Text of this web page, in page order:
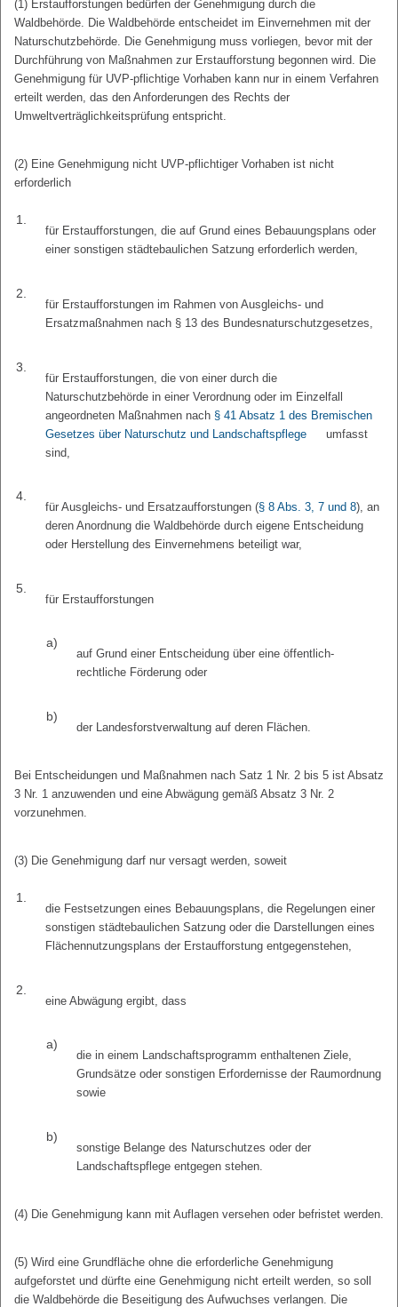
(1) Erstaufforstungen bedürfen der Genehmigung durch die
Waldbehörde. Die Waldbehörde entscheidet im Einvernehmen mit der
Naturschutzbehörde. Die Genehmigung muss vorliegen, bevor mit der
Durchführung von Maßnahmen zur Erstaufforstung begonnen wird. Die
Genehmigung für UVP-pflichtige Vorhaben kann nur in einem Verfahren
erteilt werden, das den Anforderungen des Rechts der
Umweltverträglichkeitsprüfung entspricht.
(2) Eine Genehmigung nicht UVP-pflichtiger Vorhaben ist nicht
erforderlich
1.
für Erstaufforstungen, die auf Grund eines Bebauungsplans oder
einer sonstigen städtebaulichen Satzung erforderlich werden,
2.
für Erstaufforstungen im Rahmen von Ausgleichs- und
Ersatzmaßnahmen nach § 13 des Bundesnaturschutzgesetzes,
3.
für Erstaufforstungen, die von einer durch die
Naturschutzbehörde in einer Verordnung oder im Einzelfall
angeordneten Maßnahmen nach § 41 Absatz 1 des Bremischen
Gesetzes über Naturschutz und Landschaftspflege
umfasst
sind,
4.
für Ausgleichs- und Ersatzaufforstungen (§ 8 Abs. 3, 7 und 8), an
deren Anordnung die Waldbehörde durch eigene Entscheidung
oder Herstellung des Einvernehmens beteiligt war,
5.
für Erstaufforstungen
a)
auf Grund einer Entscheidung über eine öffentlich-
rechtliche Förderung oder
b)
der Landesforstverwaltung auf deren Flächen.
Bei Entscheidungen und Maßnahmen nach Satz 1 Nr. 2 bis 5 ist Absatz
3 Nr. 1 anzuwenden und eine Abwägung gemäß Absatz 3 Nr. 2
vorzunehmen.
(3) Die Genehmigung darf nur versagt werden, soweit
1.
die Festsetzungen eines Bebauungsplans, die Regelungen einer
sonstigen städtebaulichen Satzung oder die Darstellungen eines
Flächennutzungsplans der Erstaufforstung entgegenstehen,
2.
eine Abwägung ergibt, dass
a)
die in einem Landschaftsprogramm enthaltenen Ziele,
Grundsätze oder sonstigen Erfordernisse der Raumordnung
sowie
b)
sonstige Belange des Naturschutzes oder der
Landschaftspflege entgegen stehen.
(4) Die Genehmigung kann mit Auflagen versehen oder befristet werden.
(5) Wird eine Grundfläche ohne die erforderliche Genehmigung
aufgeforstet und dürfte eine Genehmigung nicht erteilt werden, so soll
die Waldbehörde die Beseitigung des Aufwuchses verlangen. Die